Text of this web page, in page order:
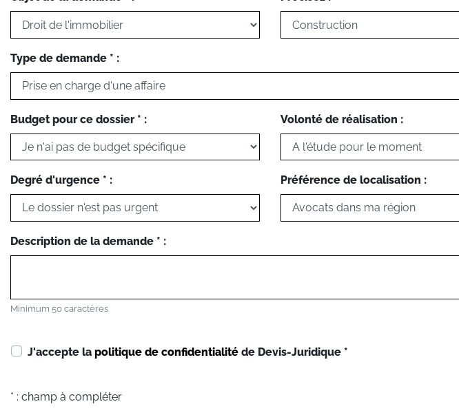
Type de demande * :
Budget pour ce dossier * : Volonté de réalisation :
Degré d'urgence * : Préférence de localisation :
Description de la demande * :
Minimum 50 caractères
J'accepte la politique de confidentialité de Devis-Juridique *
* : champ à compléter